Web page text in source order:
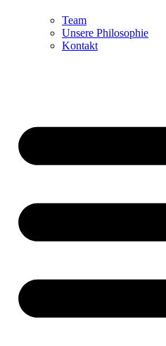
Team
Unsere Philosophie
Kontakt